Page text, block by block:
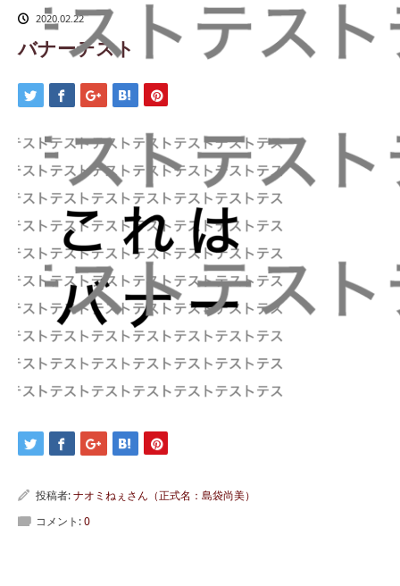
2020.02.22
バナーテスト
投稿者:ナオミねぇさん（正式名：島袋尚美）
コメント:0